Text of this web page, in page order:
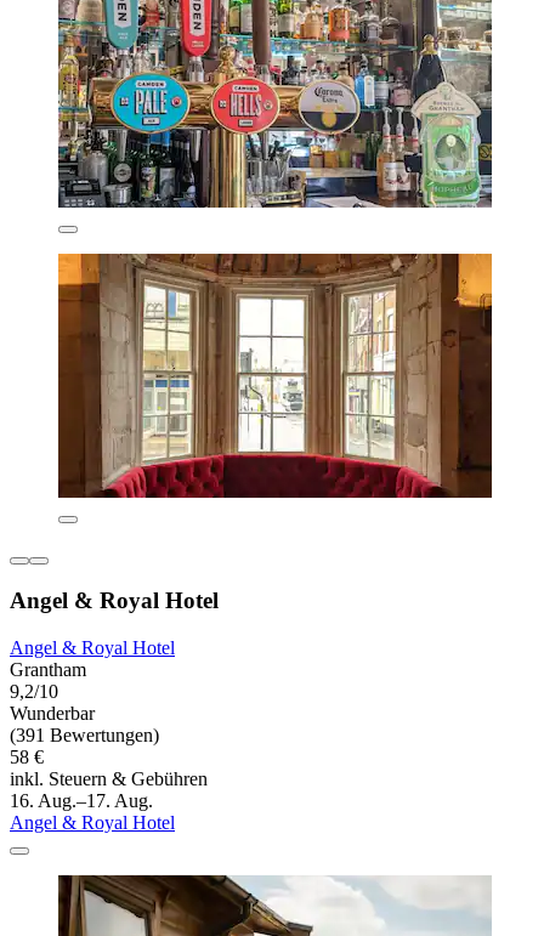
Angel & Royal Hotel
Angel & Royal Hotel
Grantham
9,2/10
Wunderbar
(391 Bewertungen)
58 €
inkl. Steuern & Gebühren
16. Aug.–17. Aug.
Angel & Royal Hotel